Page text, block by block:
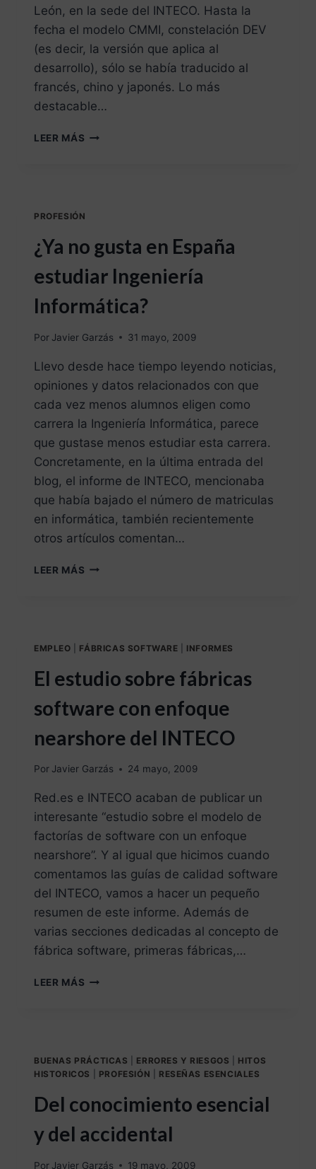
León, en la sede del INTECO. Hasta la
fecha el modelo CMMI, constelación DEV
(es decir, la versión que aplica al
desarrollo), sólo se había traducido al
francés, chino y japonés. Lo más
destacable…
LEER MÁS
PROFESIÓN
¿Ya no gusta en España
estudiar Ingeniería
Informática?
Por Javier Garzás 31 mayo, 2009
Llevo desde hace tiempo leyendo noticias,
opiniones y datos relacionados con que
cada vez menos alumnos eligen como
carrera la Ingeniería Informática, parece
que gustase menos estudiar esta carrera.
Concretamente, en la última entrada del
blog, el informe de INTECO, mencionaba
que había bajado el número de matriculas
en informática, también recientemente
otros artículos comentan…
LEER MÁS
EMPLEO FÁBRICAS SOFTWARE INFORMES
El estudio sobre fábricas
software con enfoque
nearshore del INTECO
Por Javier Garzás 24 mayo, 2009
Red.es e INTECO acaban de publicar un
interesante “estudio sobre el modelo de
factorías de software con un enfoque
nearshore”. Y al igual que hicimos cuando
comentamos las guías de calidad software
del INTECO, vamos a hacer un pequeño
resumen de este informe. Además de
varias secciones dedicadas al concepto de
fábrica software, primeras fábricas,…
LEER MÁS
BUENAS PRÁCTICAS ERRORES Y RIESGOS
HITOS
HISTORICOS
PROFESIÓN RESEÑAS ESENCIALES
Del conocimiento esencial
y del accidental
Por Javier Garzás 19 mayo, 2009